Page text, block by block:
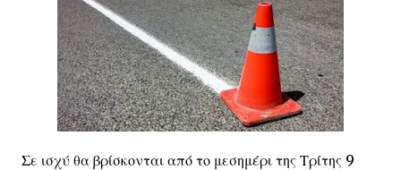
Σε ισχύ θα βρίσκονται από το μεσημέρι της Τρίτης 9